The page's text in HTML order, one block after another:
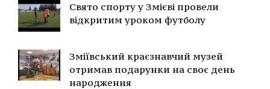
Свято спорту у Змієві провели
відкритим уроком футболу
Зміївський краєзнавчий музей
отримав подарунки на своє день
народження